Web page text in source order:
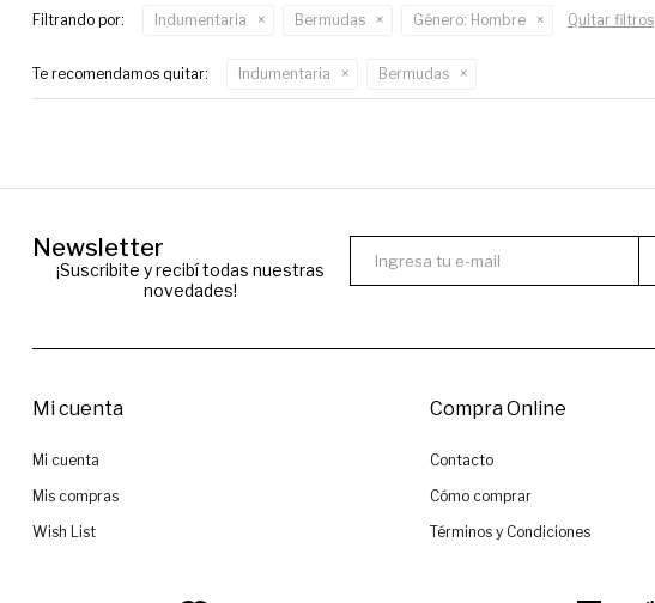
Filtrando por: Indumentaria Bermudas Género: Hombre Quitar filtros
Te recomendamos quitar: Indumentaria Bermudas
Newsletter
¡Suscribite y recibí todas nuestras
novedades!
Mi cuenta
Mi cuenta
Mis compras
Wish List
Compra Online
Contacto
Cómo comprar
Términos y Condiciones